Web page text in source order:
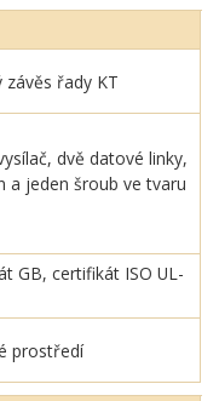
řady KT
dvě datové linky,
a jeden šroub ve tvaru
GB, certifikát ISO UL-
prostředí